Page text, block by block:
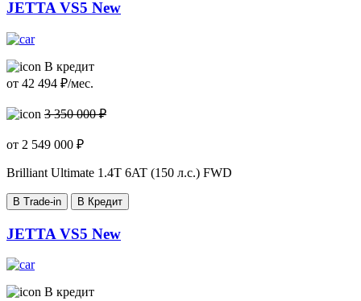
JETTA VS5 New
В кредит
от 42 494 ₽/мес.
3 350 000 ₽
от 2 549 000 ₽
Brilliant Ultimate 1.4T 6AT (150 л.с.) FWD
В Trade-in В Кредит
JETTA VS5 New
В кредит